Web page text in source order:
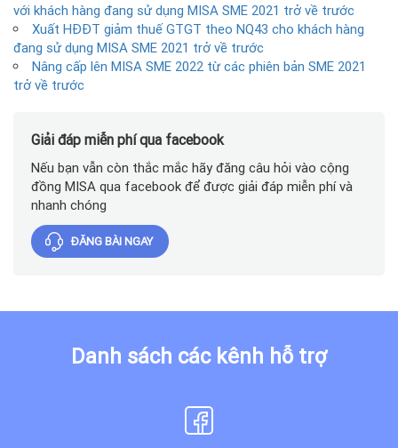
với khách hàng đang sử dụng MISA SME 2021 trở về trước
Xuất HĐĐT giảm thuế GTGT theo NQ43 cho khách hàng
đang sử dụng MISA SME 2021 trở về trước
Nâng cấp lên MISA SME 2022 từ các phiên bản SME 2021
trở về trước
Giải đáp miễn phí qua facebook
Nếu bạn vẫn còn thắc mắc hãy đăng câu hỏi vào cộng
đồng MISA qua facebook để được giải đáp miễn phí và
nhanh chóng
ĐĂNG BÀI NGAY
Danh sách các kênh hỗ trợ